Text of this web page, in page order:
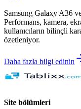
Samsung Galaxy A36
Performans, kamera,
kullanıcıların bilinçli
özetleniyor.
Daha fazla bilgi edinin
Site bölümleri